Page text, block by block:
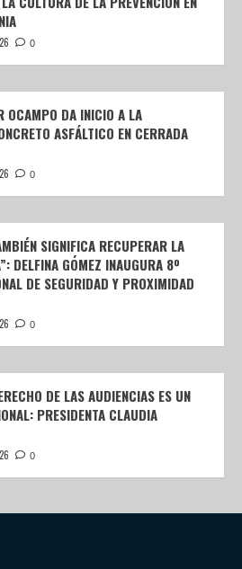
0
OCAMPO DA INICIO A LA
ASFÁLTICO EN CERRADA
0
SIGNIFICA RECUPERAR LA
DELFINA GÓMEZ INAUGURA 8º
DE SEGURIDAD Y PROXIMIDAD
0
DE LAS AUDIENCIAS ES UN
PRESIDENTA CLAUDIA
0